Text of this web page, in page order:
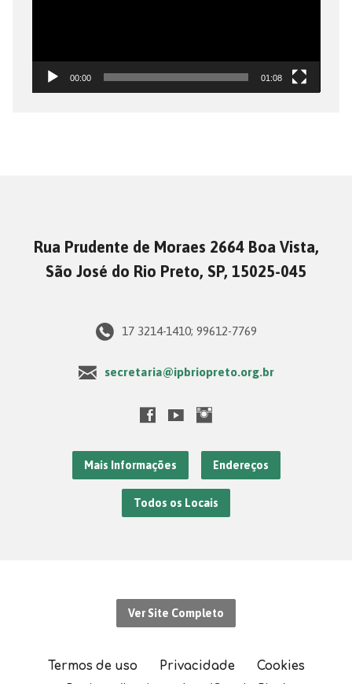
00:00 01:08
Rua Prudente de Moraes 2664 Boa Vista,
São José do Rio Preto, SP, 15025-045
17 3214-1410; 99612-7769
secretaria@ipbriopreto.org.br
Mais Informações Endereços
Todos os Locais
Ver Site Completo
Termos de uso Privacidade
Cookies